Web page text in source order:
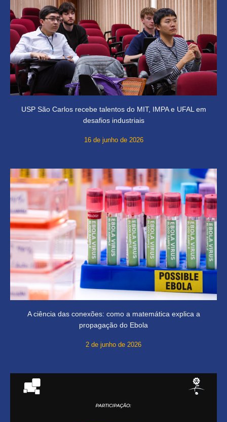
USP São Carlos recebe talentos do MIT, IMPA e UFAL em
desafios industriais
16 de junho de 2026
A ciência das conexões: como a matemática explica a
propagação do Ebola
2 de junho de 2026